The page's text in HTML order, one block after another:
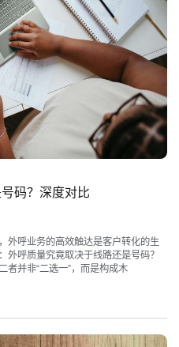
码？深度对比
外呼业务的高效触达是客户转化的生
外呼质量究竟取决于线路还是号码？
者并非“二选一”，而是构成木